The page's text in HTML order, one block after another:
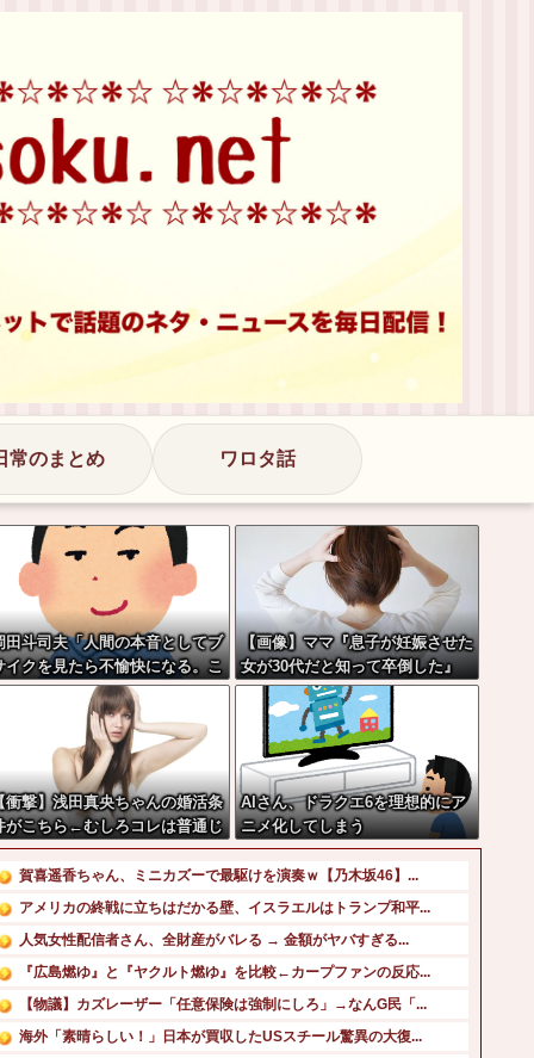
常のまとめ ワロタ話
田斗司夫「人間の本音としてブ
イクを見たら不愉快になる。こ
責任をどうとるんだ」
【画像】ママ『息子が妊娠させた
女が30代だと知って卒倒した』
←これ
衝撃】浅田真央ちゃんの婚活条
がこちら←むしろコレは普通じ
ね？w w w w w w w w
AIさん、ドラクエ6を理想的にア
ニメ化してしまう
賀喜遥香ちゃん、ミニカズーで最駆けを演奏ｗ【乃木坂46】...
アメリカの終戦に立ちはだかる壁、イスラエルはトランプ和平...
人気女性配信者さん、全財産がバレる → 金額がヤバすぎる...
『広島燃ゆ』と『ヤクルト燃ゆ』を比較←カープファンの反応...
【物議】カズレーザー「任意保険は強制にしろ」→なんG民「...
海外「素晴らしい！」日本が買収したUSスチール驚異の大復...